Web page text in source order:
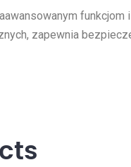
zapewnia